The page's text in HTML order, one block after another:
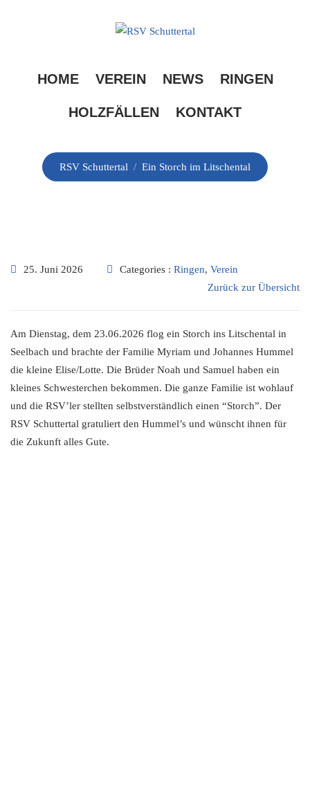
HOME VEREIN NEWS RINGEN
HOLZFÄLLEN KONTAKT
Litschental
RSV Schuttertal / Ein Storch im Litschental
25. Juni 2026 Categories : Ringen, Verein
Zurück zur Übersicht
Am Dienstag, dem 23.06.2026 flog ein Storch ins Litschental in
Seelbach und brachte der Familie Myriam und Johannes Hummel
die kleine Elise/Lotte. Die Brüder Noah und Samuel haben ein
kleines Schwesterchen bekommen. Die ganze Familie ist wohlauf
und die RSV’ler stellten selbstverständlich einen “Storch”. Der
RSV Schuttertal gratuliert den Hummel’s und wünscht ihnen für
die Zukunft alles Gute.